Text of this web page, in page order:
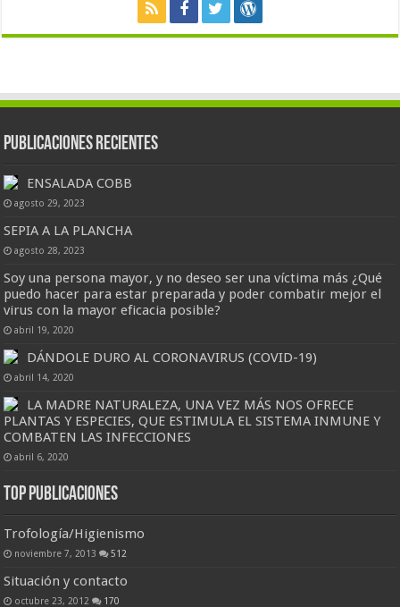
Publicaciones Recientes
ENSALADA COBB
agosto 29, 2023
SEPIA A LA PLANCHA
agosto 28, 2023
Soy una persona mayor, y no deseo ser una víctima más ¿Qué
puedo hacer para estar preparada y poder combatir mejor el
virus con la mayor eficacia posible?
abril 19, 2020
DÁNDOLE DURO AL CORONAVIRUS (COVID-19)
abril 14, 2020
LA MADRE NATURALEZA, UNA VEZ MÁS NOS OFRECE
PLANTAS Y ESPECIES, QUE ESTIMULA EL SISTEMA INMUNE Y
COMBATEN LAS INFECCIONES
abril 6, 2020
Top Publicaciones
Trofología/Higienismo
noviembre 7, 2013 512
Situación y contacto
octubre 23, 2012 170